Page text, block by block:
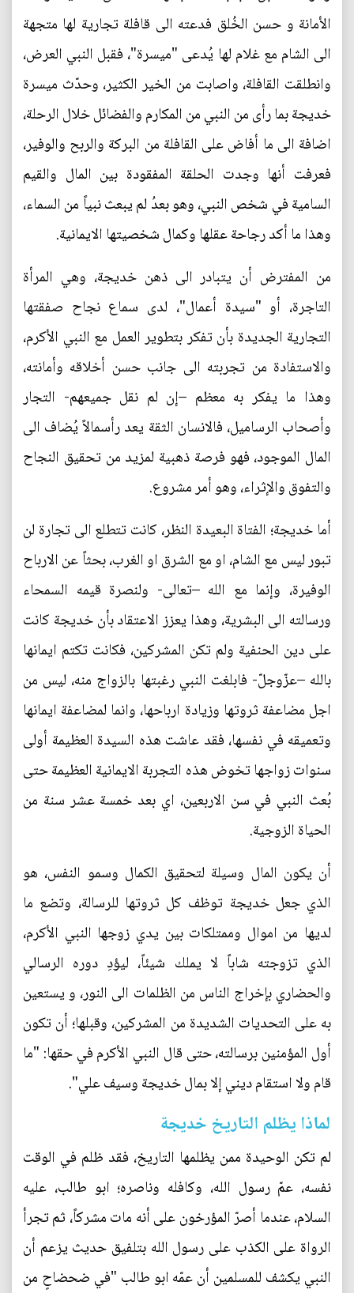
الأمانة و حسن الخُلق فدعته الى قافلة تجارية لها متجهة
الى الشام مع غلام لها يُدعى "ميسرة"، فقبل النبي العرض،
وانطلقت القافلة، واصابت من الخير الكثير، وحدّث ميسرة
خديجة بما رأى من النبي من المكارم والفضائل خلال الرحلة،
اضافة الى ما أفاض على القافلة من البركة والربح والوفير،
فعرفت أنها وجدت الحلقة المفقودة بين المال والقيم
السامية في شخص النبي، وهو بعدُ لم يبعث نبياً من السماء،
وهذا ما أكد رجاحة عقلها وكمال شخصيتها الايمانية.
من المفترض أن يتبادر الى ذهن خديجة، وهي المرأة
التاجرة، أو "سيدة أعمال"، لدى سماع نجاح صفقتها
التجارية الجديدة بأن تفكر بتطوير العمل مع النبي الأكرم،
والاستفادة من تجربته الى جانب حسن أخلاقه وأمانته،
وهذا ما يفكر به معظم –إن لم نقل جميعهم- التجار
وأصحاب الرساميل، فالانسان الثقة يعد رأسمالاً يُضاف الى
المال الموجود، فهو فرصة ذهبية لمزيد من تحقيق النجاح
والتفوق والإثراء، وهو أمر مشروع.
أما خديجة؛ الفتاة البعيدة النظر، كانت تتطلع الى تجارة لن
تبور ليس مع الشام، او مع الشرق او الغرب، بحثاً عن الارباح
الوفيرة، وإنما مع الله –تعالى- ولنصرة قيمه السمحاء
ورسالته الى البشرية، وهذا يعزز الاعتقاد بأن خديجة كانت
على دين الحنفية ولم تكن المشركين، فكانت تكتم ايمانها
بالله –عزّوجلّ- فابلغت النبي رغبتها بالزواج منه، ليس من
اجل مضاعفة ثروتها وزيادة ارباحها، وانما لمضاعفة ايمانها
وتعميقه في نفسها، فقد عاشت هذه السيدة العظيمة أولى
سنوات زواجها تخوض هذه التجربة الايمانية العظيمة حتى
بُعث النبي في سن الاربعين، اي بعد خمسة عشر سنة من
الحياة الزوجية.
أن يكون المال وسيلة لتحقيق الكمال وسمو النفس، هو
الذي جعل خديجة توظف كل ثروتها للرسالة، وتضع ما
لديها من اموال وممتلكات بين يدي زوجها النبي الأكرم،
الذي تزوجته شاباً لا يملك شيئاً، ليؤدِ دوره الرسالي
والحضاري بإخراج الناس من الظلمات الى النور، و يستعين
به على التحديات الشديدة من المشركين، وقبلها؛ أن تكون
أول المؤمنين برسالته، حتى قال النبي الأكرم في حقها: "ما
قام ولا استقام ديني إلا بمال خديجة وسيف علي".
لماذا يظلم التاريخ خديجة
لم تكن الوحيدة ممن يظلمها التاريخ، فقد ظلم في الوقت
نفسه، عمّ رسول الله، وكافله وناصره؛ ابو طالب، عليه
السلام، عندما أصرّ المؤرخون على أنه مات مشركاً، ثم تجرأ
الرواة على الكذب على رسول الله بتلفيق حديث يزعم أن
النبي يكشف للمسلمين أن عمّه ابو طالب "في ضحضاحٍ من